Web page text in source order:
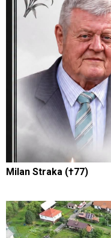
Milan Straka (†77)